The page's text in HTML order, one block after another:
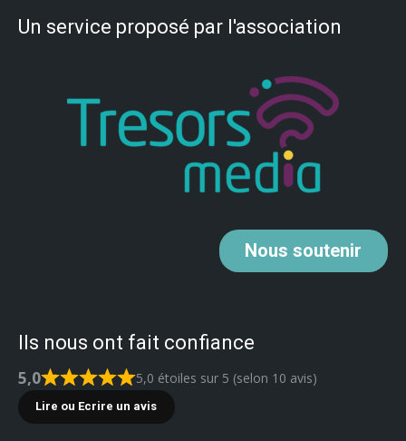
Un service proposé par l'association
Noussoutenir
Ils nous ont fait confiance
5,0 5,0 étoiles sur 5 (selon 10 avis)
Lire ou Ecrire un avis